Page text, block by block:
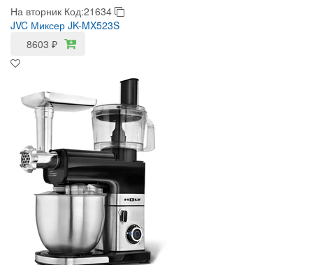
На вторник Код:21634
JVC Миксер JK-MX523S
8603 ₽